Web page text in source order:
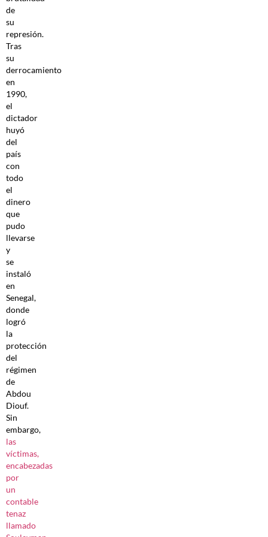
de
su
represión.
Tras
su
derrocamiento
en
1990,
el
dictador
huyó
del
país
con
todo
el
dinero
que
pudo
llevarse
y
se
instaló
en
Senegal,
donde
logró
la
protección
del
régimen
de
Abdou
Diouf.
Sin
embargo,
las
víctimas,
encabezadas
por
un
contable
tenaz
llamado